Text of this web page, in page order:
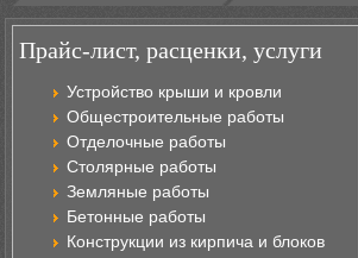
Прайс-лист, расценки, услуги
Устройство крыши и кровли
Общестроительные работы
Отделочные работы
Столярные работы
Земляные работы
Бетонные работы
Конструкции из кирпича и блоков